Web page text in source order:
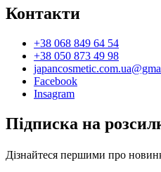
Контакти
+38 068 849 64 54
+38 050 873 49 98
Facebook
Insagram
Підписка на
Дізнайтеся першими про